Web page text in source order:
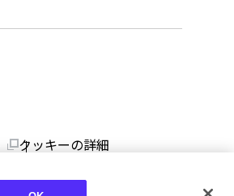
クッキーの詳細